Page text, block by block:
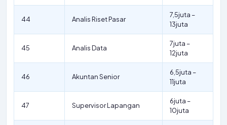
44 Analis Riset Pasar
7,5juta –
13juta
45 Analis Data
7juta –
12juta
46 Akuntan Senior
6,5juta –
11juta
47 Supervisor Lapangan
6juta –
10juta